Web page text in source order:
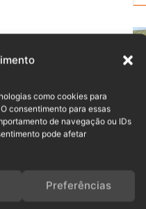
como cookies para
consentimento para essas
de navegação ou IDs
pode afetar
Preferências
na
por volta das
corporal,…